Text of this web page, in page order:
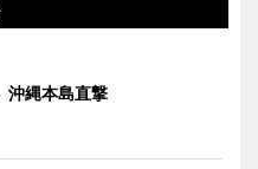
沖縄本島直撃